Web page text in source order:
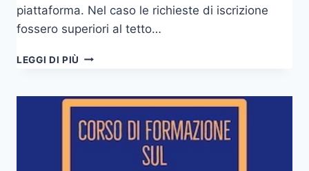
piattaforma. Nel caso le richieste di iscrizione
fossero superiori al tetto…
LEGGI DI PIÙ CORSO
“MONITORAGGIO
VALUTAZIONE:
CRITICITÀ